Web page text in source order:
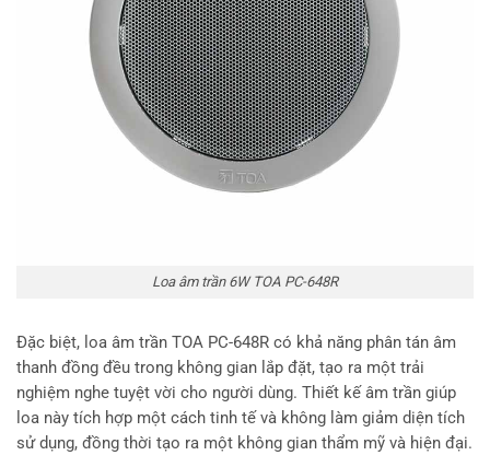
Loa âm trần 6W TOA PC-648R
Đặc biệt, loa âm trần TOA PC-648R có khả năng phân tán âm
thanh đồng đều trong không gian lắp đặt, tạo ra một trải
nghiệm nghe tuyệt vời cho người dùng. Thiết kế âm trần giúp
loa này tích hợp một cách tinh tế và không làm giảm diện tích
sử dụng, đồng thời tạo ra một không gian thẩm mỹ và hiện đại.